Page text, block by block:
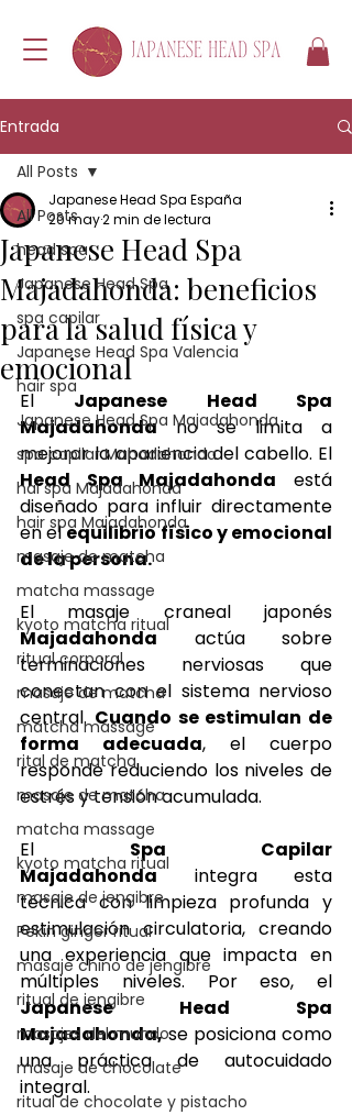
Entrada
All Posts
head spa
Japanese Head Spa
spa capilar
Japanese Head Spa Valencia
hair spa
Japanese Head Spa Majadahonda
spa capilar Mahadahonda
hai spa Majadahonda
hair spa Majadahonda
masaje de matcha
matcha massage
kyoto matcha ritual
ritual corporal
masaje de matcha
matcha massage
rital de matcha
masaje de matcha
matcha massage
kyoto matcha ritual
masaje de jengibre
Pekin ginger ritual
masaje chino de jengibre
ritual de jengibre
masajes del mundo
masaje de chocolate
ritual de chocolate y pistacho
All Posts
Japanese Head Spa
Majadahonda: beneficios
para la salud física y
emocional
Japanese Head Spa España
20 may2 min de lectura
El Japanese Head Spa
Majadahonda no se limita a
Head Spa Majadahonda está
diseñado para influir directamente
en el equilibrio físico y emocional
de la persona.
Majadahonda actúa sobre
terminaciones nerviosas que
conectan con el sistema nervioso
central. Cuando se estimulan de
forma adecuada, el cuerpo
responde reduciendo los niveles de
estrés y tensión acumulada.
El Spa Capilar
Majadahonda integra esta
técnica con limpieza profunda y
estimulación circulatoria, creando
una experiencia que impacta en
Japanese Head Spa
Majadahonda, se posiciona como
una práctica de autocuidado
integral.